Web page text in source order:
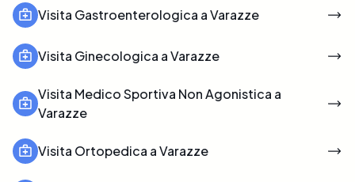
Visita Gastroenterologica a Varazze
Visita Ginecologica a Varazze
Visita Medico Sportiva Non Agonistica a
Varazze
Visita Ortopedica a Varazze